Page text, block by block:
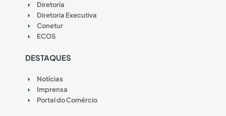
Diretoria
Diretoria Executiva
Conetur
ECOS
DESTAQUES
Notícias
Imprensa
Portal do Comércio